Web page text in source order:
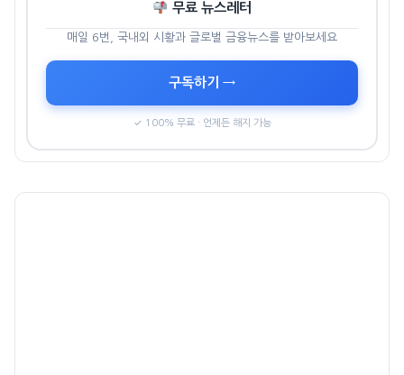
무료 뉴스레터
매일 6번, 국내외 시황과 글로벌 금융뉴스를 받아보세요
구독하기 →
✓ 100% 무료 · 언제든 해지 가능